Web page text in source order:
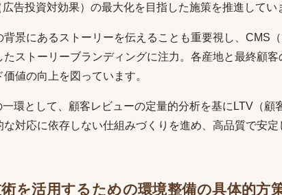
告投資対効果）の最大化を目指した施策を推進してい
背景にあるストーリーを伝えることも重要視し、CMS
ストーリーブランディングに注力。各産地と最終顧客
値の向上を図っています。
環として、顧客レビューの定量的分析を基にLTV（顧
対応に依存しない仕組みづくりを進め、高品質で安定
を活用するための環境整備の具体的方